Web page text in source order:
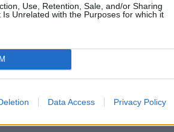
Use, Retention, Sale, and/or Sharing
Unrelated with the Purposes for which it
Data Access Privacy Policy